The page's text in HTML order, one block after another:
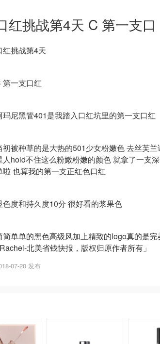
红挑战第4天 C 第一支口
红挑战第4天
第一支口红
玛尼黑管401是我踏入口红坑里的第一支口红
初被种草的是大热的501少女粉嫩色 去丝芙
人hold不住这么粉嫩粉嫩的颜色 就拿了一支
啦 也算我的第一支正红色口红
色度和持久度10分 很好看的浆果色
简单单的黑色高级风加上精致的logo真的是
_Rachel-北美省钱快报，版权归原作者所有」
07-20 发布